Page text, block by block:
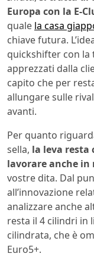
Europa con la E-
quale la casa
chiave futura.
quickshifter con la
apprezzati dalla
capito che per
allungare sulle
avanti.
Per quanto
sella, la leva resta
lavorare anche
vostre dita. Dal
all’innovazione
analizzare anche
resta il 4 cilindri in
cilindrata, che è
Euro5+.